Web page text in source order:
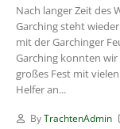
Nach langer Zeit des
Garching steht
mit der Garchinger
Garching konnten
großes Fest mit
Helfer an...
ByTrachtenAdmin